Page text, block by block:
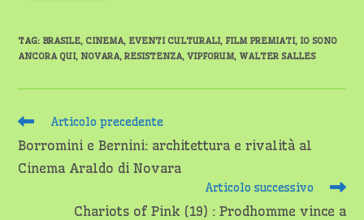
TAG: BRASILE, CINEMA, EVENTI CULTURALI, FILM PREMIATI, IO SONO
ANCORA QUI, NOVARA, RESISTENZA, VIPFORUM, WALTER SALLES
Leggi
articoli
Articolo precedente
Borromini e Bernini: architettura e rivalità al
Cinema Araldo di Novara
Articolo successivo
Chariots of Pink (19) : Prodhomme vince a